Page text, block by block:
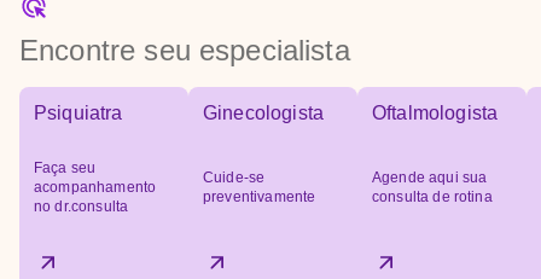
Encontre seu especialista
Psiquiatra
Faça seu
acompanhamento
no dr.consulta
Ginecologista
Cuide-se
preventivamente
Oftalmologista
Agende aqui sua
consulta de rotina